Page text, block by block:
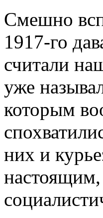
Смешно
1917-го
считали
уже
которым
них и